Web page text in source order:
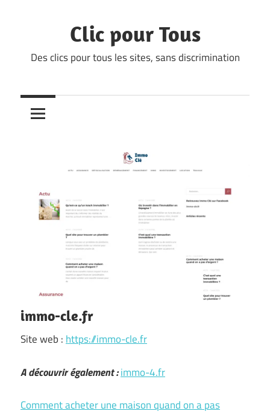
Clic pour Tous
Des clics pour tous les sites, sans discrimination
immo-cle.fr
Site web : https://immo-cle.fr
A découvrir également :immo-4.fr
Comment acheter une maison quand on a pas